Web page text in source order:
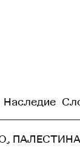
Наследие
, ПАЛЕСТИНА